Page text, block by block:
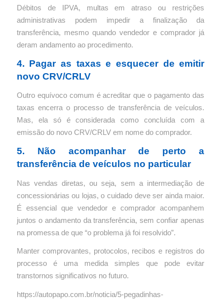
Débitos de IPVA, multas em atraso ou restrições
administrativas podem impedir a finalização da
transferência, mesmo quando vendedor e comprador já
deram andamento ao procedimento.
4. Pagar as taxas e esquecer de emitir
novo CRV/CRLV
Outro equívoco comum é acreditar que o pagamento das
taxas encerra o processo de transferência de veículos.
Mas, ela só é considerada como concluída com a
emissão do novo CRV/CRLV em nome do comprador.
5. Não acompanhar de perto a
transferência de veículos no particular
Nas vendas diretas, ou seja, sem a intermediação de
concessionárias ou lojas, o cuidado deve ser ainda maior.
É essencial que vendedor e comprador acompanhem
juntos o andamento da transferência, sem confiar apenas
na promessa de que “o problema já foi resolvido”.
Manter comprovantes, protocolos, recibos e registros do
processo é uma medida simples que pode evitar
transtornos significativos no futuro.
https://autopapo.com.br/noticia/5-pegadinhas-